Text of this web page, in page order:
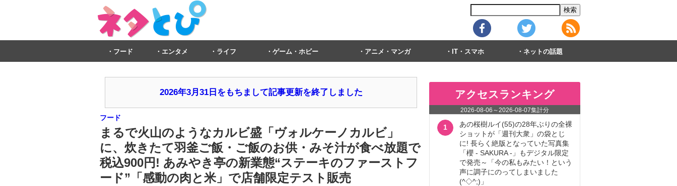
フード エンタメ ライフ ゲーム・ホビー アニメ・マンガ IT・スマホ ネットの話題
2026年3月31日をもちまして記事更新を終了しました
フード
まるで火山のようなカルビ盛「ヴォルケーノカルビ」
に、炊きたて羽釜ご飯・ご飯のお供・みそ汁が食べ放題で
税込900円! あみやき亭の新業態“ステーキのファーストフ
ード”「感動の肉と米」で店舗限定テスト販売
アクセスランキング
2026-08-06 ～2026-08-07集計分
1
あの桜樹ルイ(55)の28年ぶりの全裸
ショットが「週刊大衆」の袋とじ
に! 長らく絶版となっていた写真集
「櫻 - SAKURA -」もデジタル限定
で発売～「今の私もみたい！という
声に調子にのってしまいました
(^◇^;)」